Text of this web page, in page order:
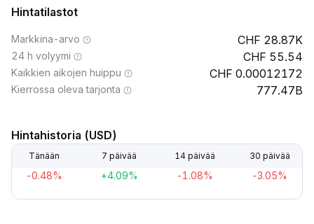
Hintatilastot
Markkina-arvo 28.87K
24 h volyymi 55.54
Kaikkien aikojen huippu 0.00012172
Kierrossa oleva tarjonta 777.47B
Hintahistoria (USD)
Tänään 7 päivää 14 päivää 30 päivää
-0.48% +4.09% -1.08% -3.05%